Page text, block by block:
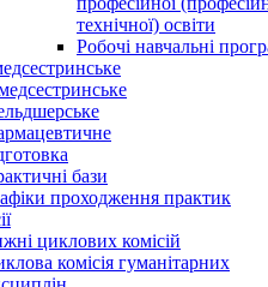
технічної) освіти
Робочі навчальні
бази
проходження практик
циклових комісій
комісія гуманітарних